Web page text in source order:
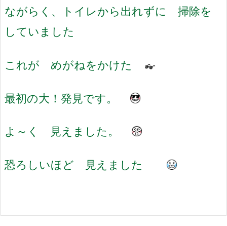
ながらく、トイレから出れずに 掃除を
していました
これが めがねをかけた
最初の大！発見です。
よ～く 見えました。
恐ろしいほど 見えました